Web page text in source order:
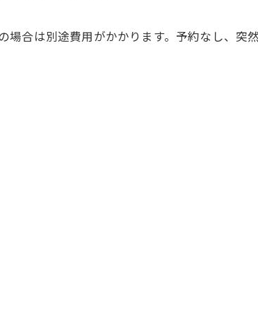
合は別途費用がかかります。予約なし、突